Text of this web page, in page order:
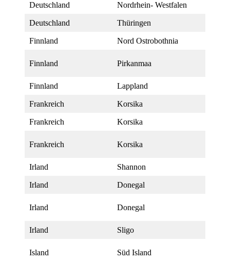
Deutschland Nordrhein- Westfalen
Deutschland Thüringen
Finnland Nord Ostrobothnia
Finnland Pirkanmaa
Finnland Lappland
Frankreich Korsika
Frankreich Korsika
Frankreich Korsika
Irland Shannon
Irland Donegal
Irland Donegal
Irland Sligo
Island Süd Island